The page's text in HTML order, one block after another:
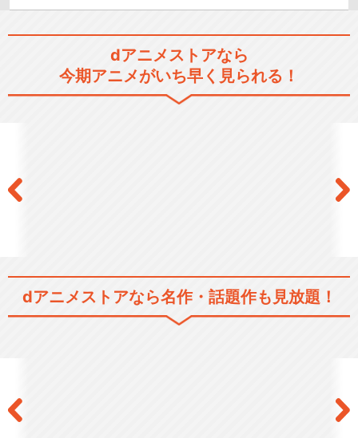
兵器と交わす絆、ネルガルとの決死の戦い。少女たちは多くの涙を乗り
━。
ロボット/メカ
dアニメストアなら
今期アニメがいち早く見られる！
dアニメストアなら名作・話題作も見放題！